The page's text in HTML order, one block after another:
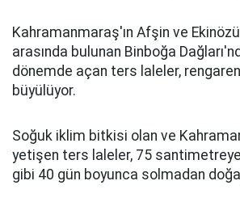
Kahramanmaraş'ın Afşin ve Ekinözü
arasında bulunan Binboğa
dönemde açan ters laleler,
büyülüyor.
Soğuk iklim bitkisi olan ve
yetişen ters laleler, 75
gibi 40 gün boyunca solmadan